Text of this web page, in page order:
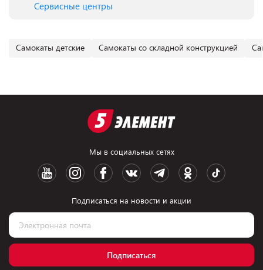
Сервисные центры
Самокаты детские Самокаты со складной конструкцией
Мы в социальных сетях
Подписаться на новости и акции
Подписаться